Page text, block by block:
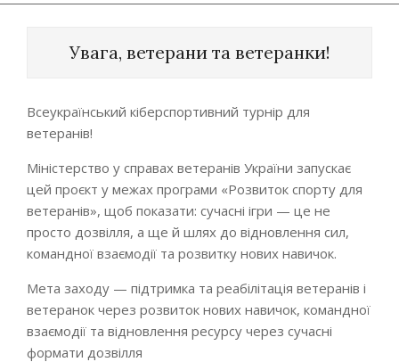
Увага, ветерани та ветеранки!
Всеукраїнський кіберспортивний турнір для
ветеранів!
Міністерство у справах ветеранів України запускає
цей проєкт у межах програми «Розвиток спорту для
ветеранів», щоб показати: сучасні ігри — це не
просто дозвілля, а ще й шлях до відновлення сил,
командної взаємодії та розвитку нових навичок.
Мета заходу — підтримка та реабілітація ветеранів і
ветеранок через розвиток нових навичок, командної
взаємодії та відновлення ресурсу через сучасні
формати дозвілля